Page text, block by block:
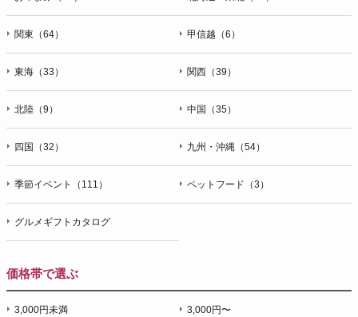
関東（64） 甲信越（6）
東海（33） 関西（39）
北陸（9） 中国（35）
四国（32） 九州・沖縄（54）
季節イベント（111） ペットフード（3）
グルメギフトカタログ
価格帯で選ぶ
3,000円未満 3,000円〜